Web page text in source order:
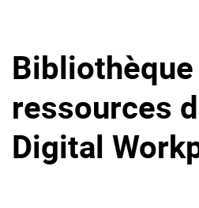
ressources
Digital